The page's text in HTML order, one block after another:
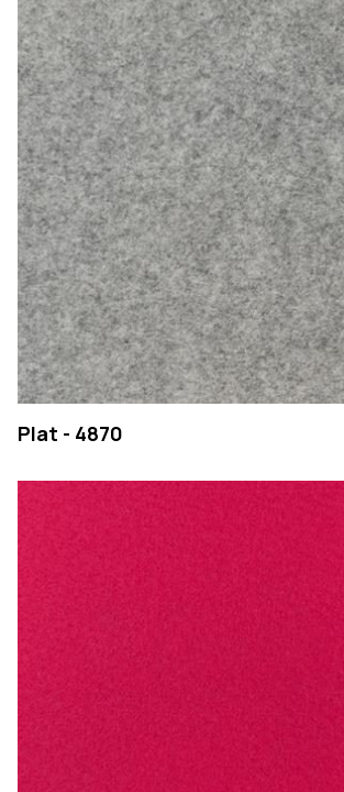
Plat - 4870